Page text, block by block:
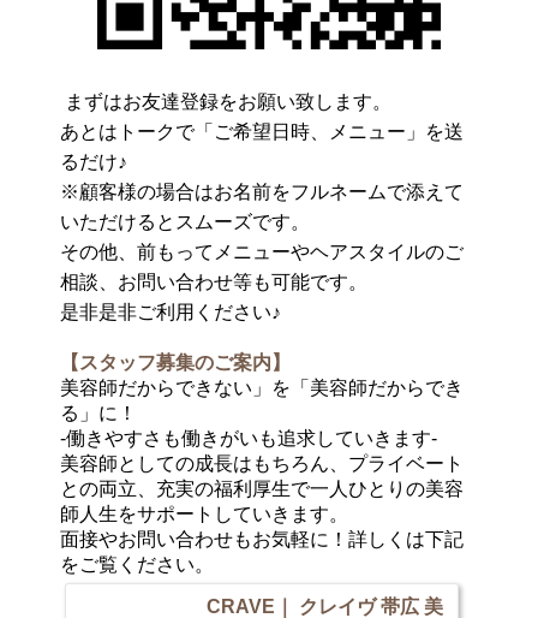
まずはお友達登録をお願い致します。
あとはトークで「ご希望日時、メニュー」を送
るだけ♪
※顧客様の場合はお名前をフルネームで添えて
いただけるとスムーズです。
その他、前もってメニューやヘアスタイルのご
相談、お問い合わせ等も可能です。
是非是非ご利用ください♪
【スタッフ募集のご案内】
美容師だからできない」を「美容師だからでき
る」に！
-働きやすさも働きがいも追求していきます-
美容師としての成長はもちろん、プライベート
との両立、充実の福利厚生で一人ひとりの美容
師人生をサポートしていきます。
面接やお問い合わせもお気軽に！詳しくは下記
をご覧ください。
CRAVE｜ クレイヴ 帯広 美